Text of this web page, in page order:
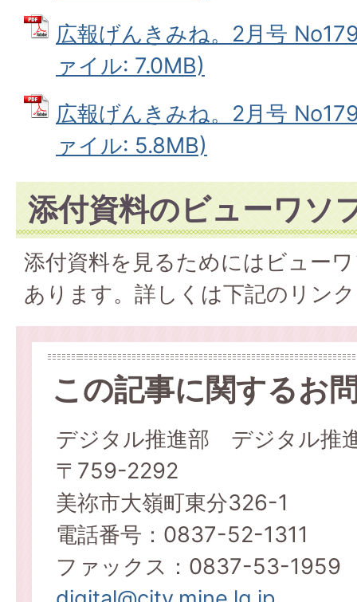
広報げんきみね。2月号
ァイル: 7.0MB)
広報げんきみね。2月号
ァイル: 5.8MB)
添付資料のビューワソ
添付資料を見るためにはビュー
あります。詳しくは下記のリン
この記事に関するお
デジタル推進部 デジタル推
〒759-2292
美祢市大嶺町東分326-1
電話番号：0837-52-1311
ファックス：0837-53-1959